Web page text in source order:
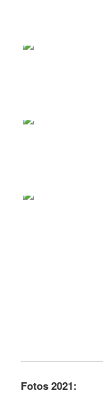
Fotos 2021: